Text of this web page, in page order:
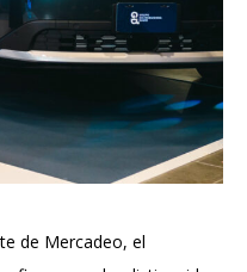
de Mercadeo, el